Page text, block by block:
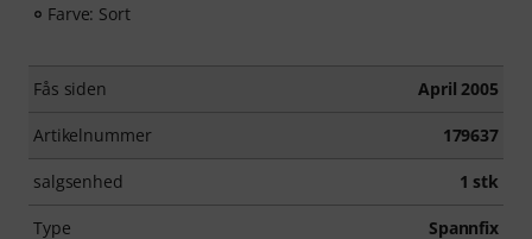
Farve: Sort
Fås siden April 2005
Artikelnummer 179637
salgsenhed 1 stk
Type Spannfix